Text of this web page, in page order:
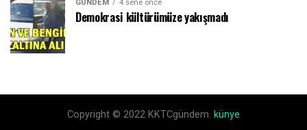
GÜNDEM 4 sene önce
Demokrasi kültürümüze yakışmadı
Copyright © 2022 KKTCgündem. künye